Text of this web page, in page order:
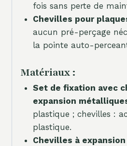
fois sans perte de
Chevilles pour
aucun pré-perçage
la pointe auto-
Matériaux :
Set de fixation avec
expansion
plastique ; chevilles :
plastique.
Chevilles à